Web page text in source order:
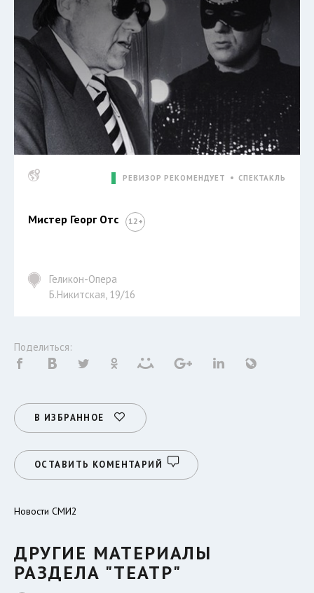
РЕВИЗОР РЕКОМЕНДУЕТ СПЕКТАКЛЬ
Мистер Георг Отс
Геликон-Опера
Б.Никитская, 19/16
Поделиться:
В ИЗБРАННОЕ
ОСТАВИТЬ КОМЕНТАРИЙ
Новости СМИ2
ДРУГИЕ МАТЕРИАЛЫ
РАЗДЕЛА "ТЕАТР"